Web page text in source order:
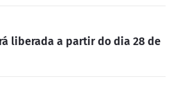
liberada a partir do dia 28 de